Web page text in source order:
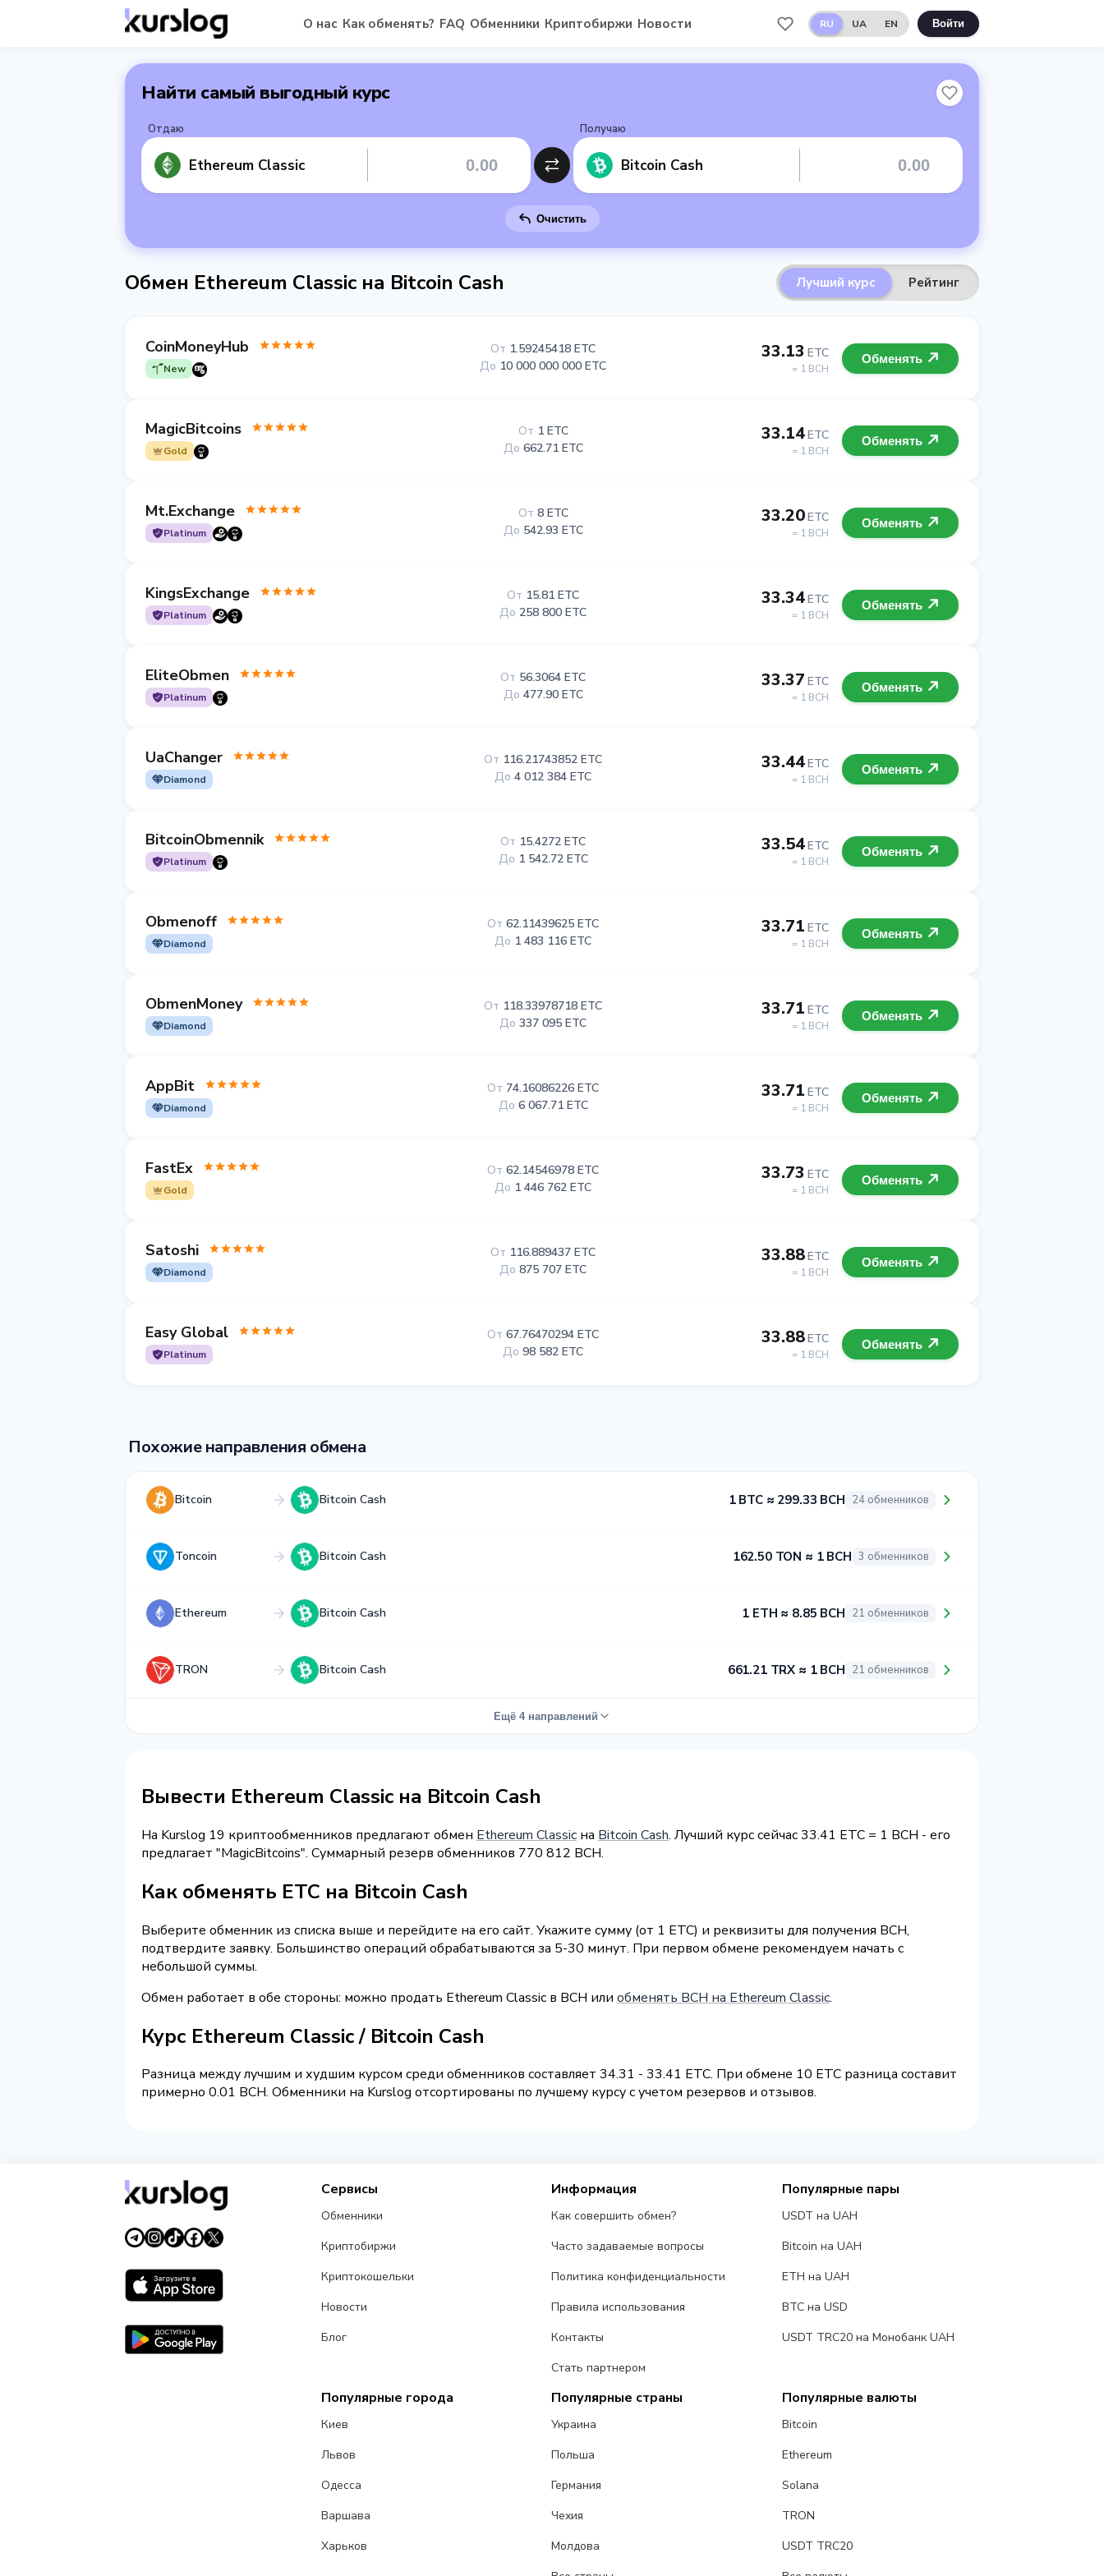
О нас Как обменять? FAQ Обменники Криптобиржи Новости RU UA EN Войти
Найти самый выгодный курс
Отдаю
Ethereum Classic
Получаю
Bitcoin Cash
Очистить
Обмен Ethereum Classic на Bitcoin Cash Лучший курс Рейтинг
CoinMoneyHub
New
33.13 ETC
= 1 BCH
От 1.59245418 ETC
До 10 000 000 000 ETC Обменять
MagicBitcoins
Gold
33.14ETC
= 1 BCH
От 1 ETC
До 662.71 ETC Обменять
Mt.Exchange
Platinum
33.20ETC
= 1 BCH
От 8 ETC
До 542.93 ETC Обменять
KingsExchange
Platinum
33.34ETC
= 1 BCH
От 15.81 ETC
До 258 800 ETC Обменять
EliteObmen
Platinum
33.37 ETC
= 1 BCH
От 56.3064 ETC
До 477.90 ETC Обменять
UaChanger
Diamond
33.44ETC
= 1 BCH
От 116.21743852 ETC
До 4 012 384 ETC Обменять
BitcoinObmennik
Platinum
33.54ETC
= 1 BCH
От 15.4272 ETC
До 1 542.72 ETC Обменять
Obmenoff
Diamond
33.71 ETC
= 1 BCH
От 62.11439625 ETC
До 1 483 116 ETC Обменять
ObmenMoney
Diamond
33.71 ETC
= 1 BCH
От 118.33978718 ETC
До 337 095 ETC Обменять
AppBit
Diamond
33.71 ETC
= 1 BCH
От 74.16086226 ETC
До 6 067.71 ETC Обменять
FastEx
Gold
33.73 ETC
= 1 BCH
От 62.14546978 ETC
До 1 446 762 ETC Обменять
Satoshi
Diamond
33.88ETC
= 1 BCH
От 116.889437 ETC
До 875 707 ETC Обменять
Easy Global
Platinum
33.88ETC
= 1 BCH
От 67.76470294 ETC
До 98 582 ETC Обменять
Похожие направления обмена
Bitcoin Bitcoin Cash 1 BTC ≈ 299.33 BCH 24 обменников
Toncoin Bitcoin Cash 162.50 TON ≈ 1 BCH 3 обменников
Ethereum Bitcoin Cash 1 ETH ≈ 8.85 BCH 21 обменников
TRON Bitcoin Cash 661.21 TRX ≈ 1 BCH 21 обменников
Ещё 4 направлений
Вывести Ethereum Classic на Bitcoin Cash
На Kurslog 19 криптообменников предлагают обмен Ethereum Classic на Bitcoin Cash. Лучший курс сейчас 33.41 ETC = 1 BCH - его
предлагает "MagicBitcoins". Суммарный резерв обменников 770 812 BCH.
Как обменять ETC на Bitcoin Cash
Выберите обменник из списка выше и перейдите на его сайт. Укажите сумму (от 1 ETC) и реквизиты для получения BCH,
подтвердите заявку. Большинство операций обрабатываются за 5-30 минут. При первом обмене рекомендуем начать с
небольшой суммы.
Обмен работает в обе стороны: можно продать Ethereum Classic в BCH или обменять BCH на Ethereum Classic.
Курс Ethereum Classic / Bitcoin Cash
Разница между лучшим и худшим курсом среди обменников составляет 34.31 - 33.41 ETC. При обмене 10 ETC разница составит
примерно 0.01 BCH. Обменники на Kurslog отсортированы по лучшему курсу с учетом резервов и отзывов.
Сервисы
Обменники
Криптобиржи
Криптокошельки
Новости
Блог
Информация
Как совершить обмен?
Часто задаваемые вопросы
Политика конфиденциальности
Правила использования
Контакты
Стать партнером
Популярные пары
USDT на UAH
Bitcoin на UAH
ETH на UAH
BTC на USD
USDT TRC20 на Монобанк UAH
Популярные города
Киев
Львов
Одесса
Варшава
Харьков
Популярные страны
Украина
Польша
Германия
Чехия
Молдова
Популярные валюты
Bitcoin
Ethereum
Solana
TRON
USDT TRC20